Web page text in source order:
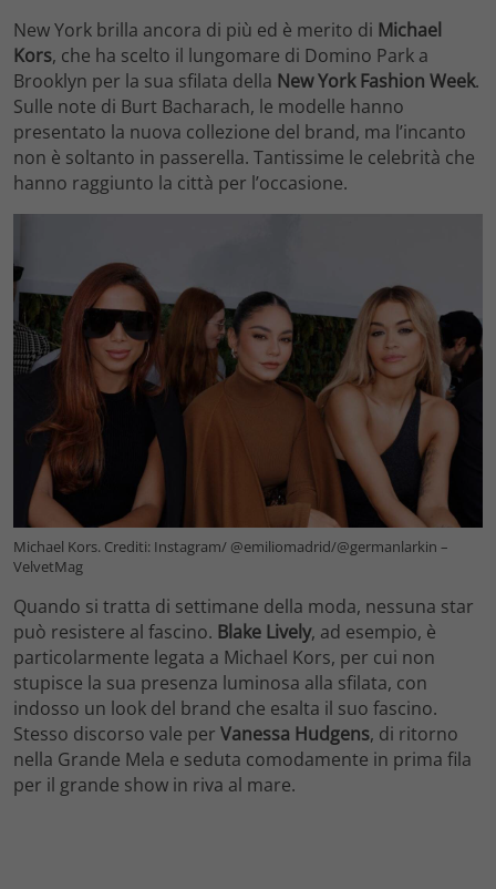
New York brilla ancora di più ed è merito di Michael
Kors, che ha scelto il lungomare di Domino Park a
Brooklyn per la sua sfilata della New York Fashion Week.
Sulle note di Burt Bacharach, le modelle hanno
presentato la nuova collezione del brand, ma l’incanto
non è soltanto in passerella. Tantissime le celebrità che
hanno raggiunto la città per l’occasione.
Michael Kors. Crediti: Instagram/ @emiliomadrid/@germanlarkin –
VelvetMag
Quando si tratta di settimane della moda, nessuna star
può resistere al fascino. Blake Lively, ad esempio, è
particolarmente legata a Michael Kors, per cui non
stupisce la sua presenza luminosa alla sfilata, con
indosso un look del brand che esalta il suo fascino.
Stesso discorso vale per Vanessa Hudgens, di ritorno
nella Grande Mela e seduta comodamente in prima fila
per il grande show in riva al mare.